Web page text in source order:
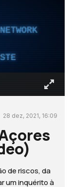
28 dez, 2021, 16:09
de riscos, da
um inquérito à